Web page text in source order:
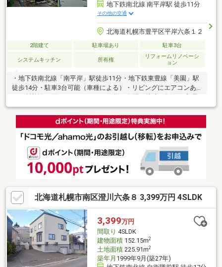
地下鉄南北線 南平岸駅 徒歩11分
その他の交通
北海道札幌市豊平区平岸六条１２
2階建て 駐車場あり 駐車3台
システムキッチン 所有権
リフォームリノベーシ
ョン
・地下鉄南北線「南平岸」駅徒歩11分・地下鉄東豊線「美園」駅
徒歩14分・駐車3台可能（車種による）・リビングにエアコンあ
疵保険（5年）加入予定・住宅ローン減税等各種税制優遇あり
北海道札幌市南区澄川六条８ 3,399万円 4SLDK
3,399万円
間取り 4SLDK
建物面積152.15m2
土地面積225.91m2
築年月 1999年9月(築27年)